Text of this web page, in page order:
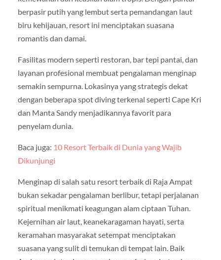
berpasir putih yang lembut serta pemandangan laut
biru kehijauan, resort ini menciptakan suasana
romantis dan damai.
Fasilitas modern seperti restoran, bar tepi pantai, dan
layanan profesional membuat pengalaman menginap
semakin sempurna. Lokasinya yang strategis dekat
dengan beberapa spot diving terkenal seperti Cape Kri
dan Manta Sandy menjadikannya favorit para
penyelam dunia.
Baca juga: 10 Resort Terbaik di Dunia yang Wajib
Dikunjungi
Menginap di salah satu resort terbaik di Raja Ampat
bukan sekadar pengalaman berlibur, tetapi perjalanan
spiritual menikmati keagungan alam ciptaan Tuhan.
Kejernihan air laut, keanekaragaman hayati, serta
keramahan masyarakat setempat menciptakan
suasana yang sulit di temukan di tempat lain. Baik